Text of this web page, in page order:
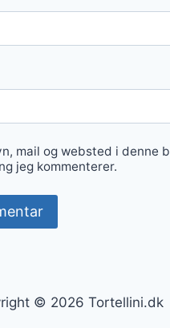
mail og websted i denne
jeg kommenterer.
© 2026 Tortellini.dk